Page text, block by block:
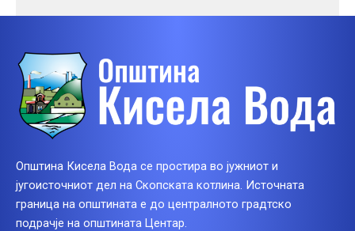
Општина Кисела Вода се простира во јужниот и
југоисточниот дел на Скопската котлина. Источната
граница на општината е до централното градтско
подрачје на општината Центар.